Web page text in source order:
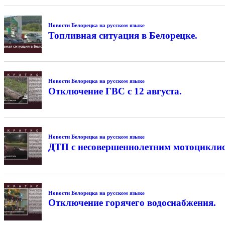
Новости Белорецка на русском языке
Топливная ситуация в Белорецке.
Новости Белорецка на русском языке
Отключение ГВС с 12 августа.
Новости Белорецка на русском языке
ДТП с несовершеннолетним
Новости Белорецка на русском языке
Отключение горячего водоснабжения.